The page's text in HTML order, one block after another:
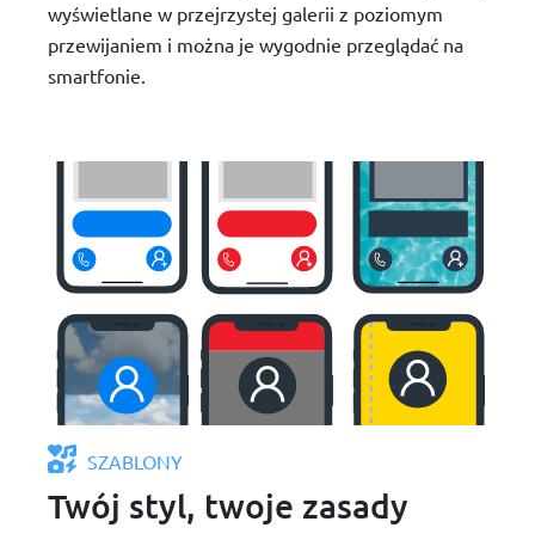
wyświetlane w przejrzystej galerii z poziomym
przewijaniem i można je wygodnie przeglądać na
smartfonie.
SZABLONY
Twój styl, twoje zasady